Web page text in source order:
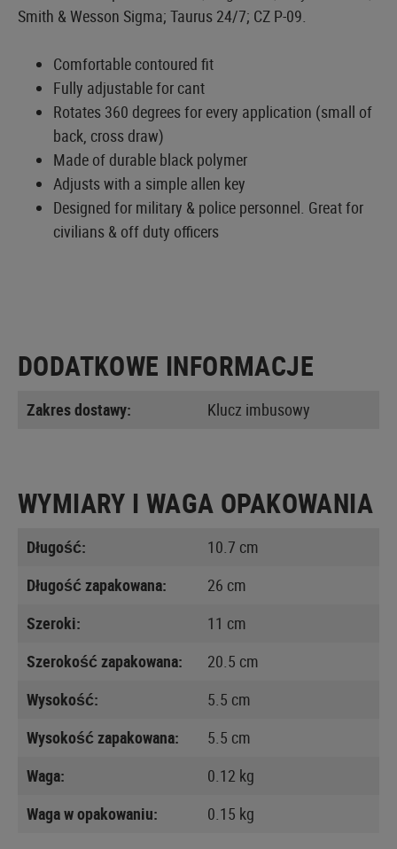
Smith & Wesson Sigma; Taurus 24/7; CZ P-09.
Comfortable contoured fit
Fully adjustable for cant
Rotates 360 degrees for every application (small of
back, cross draw)
Made of durable black polymer
Adjusts with a simple allen key
Designed for military & police personnel. Great for
civilians & off duty officers
DODATKOWE INFORMACJE
Zakres dostawy: Klucz imbusowy
WYMIARY I WAGA OPAKOWANIA
Długość:
10.7 cm
Długość zapakowana:
26 cm
Szeroki:
11 cm
Szerokość zapakowana:
20.5 cm
Wysokość:
5.5 cm
Wysokość zapakowana:
5.5 cm
Waga:
0.12 kg
Waga w opakowaniu:
0.15 kg